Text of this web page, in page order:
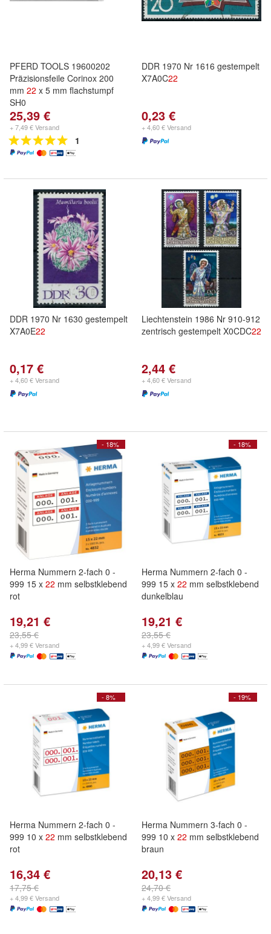
PFERD TOOLS 19600202
Präzisionsfeile Corinox 200
mm 22 x 5 mm flachstumpf
SH0
25,39 €
+ 7,49 € Versand
1
DDR 1970 Nr 1616 gestempelt
X7A0C22
0,23 €
+ 4,60 € Versand
DDR 1970 Nr 1630 gestempelt
X7A0E22
0,17 €
+ 4,60 € Versand
Liechtenstein 1986 Nr 910-912
zentrisch gestempelt X0CDC22
2,44 €
+ 4,60 € Versand
- 18%
Herma Nummern 2-fach 0 -
999 15 x 22 mm selbstklebend
rot
19,21 €
23,55 €
+ 4,99 € Versand
- 18%
Herma Nummern 2-fach 0 -
999 15 x 22 mm selbstklebend
dunkelblau
19,21 €
23,55 €
+ 4,99 € Versand
- 8%
Herma Nummern 2-fach 0 -
999 10 x 22 mm selbstklebend
rot
16,34 €
17,75 €
+ 4,99 € Versand
- 19%
Herma Nummern 3-fach 0 -
999 10 x 22 mm selbstklebend
braun
20,13 €
24,70 €
+ 4,99 € Versand